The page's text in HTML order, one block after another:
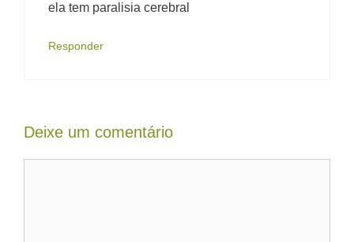
ela tem paralisia cerebral
Responder
Deixe um comentário